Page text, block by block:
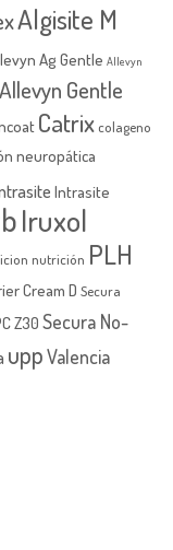
Algisite M
Ag Gentle Allevyn
Allevyn Gentle
Catrix colageno
neuropática
Intrasite
Iruxol
nutrición PLH
Cream D Secura
Z30Secura No-
uppValencia